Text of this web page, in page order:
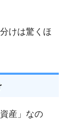
けは驚くほ
産」なの